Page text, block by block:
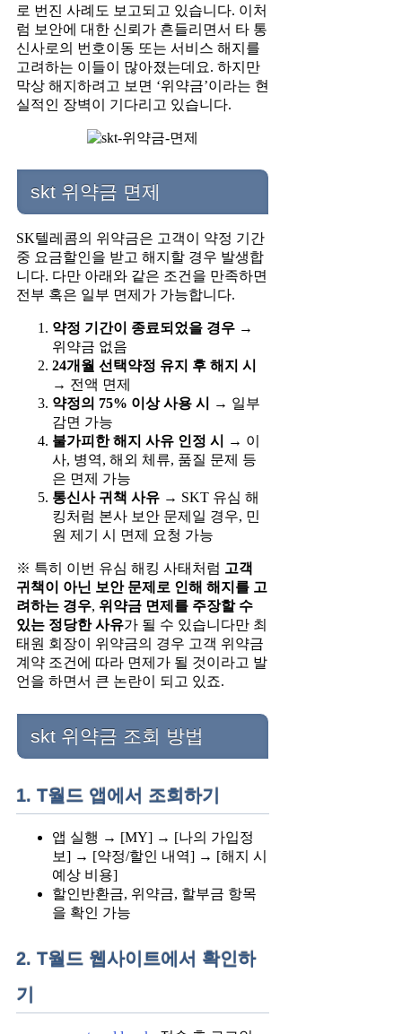
로 번진 사례도 보고되고 있습니다. 이처
럼 보안에 대한 신뢰가 흔들리면서 타 통
신사로의 번호이동 또는 서비스 해지를
고려하는 이들이 많아졌는데요. 하지만
막상 해지하려고 보면 ‘위약금’이라는 현
실적인 장벽이 기다리고 있습니다.
skt 위약금 면제
SK텔레콤의 위약금은 고객이 약정 기간
중 요금할인을 받고 해지할 경우 발생합
니다. 다만 아래와 같은 조건을 만족하면
전부 혹은 일부 면제가 가능합니다.
약정 기간이 종료되었을 경우 →
위약금 없음
24개월 선택약정 유지 후 해지 시
→ 전액 면제
약정의 75% 이상 사용 시
→ 일부
감면 가능
불가피한 해지 사유 인정 시
→ 이
사, 병역, 해외 체류, 품질 문제 등
은 면제 가능
통신사 귀책 사유 → SKT 유심 해
킹처럼 본사 보안 문제일 경우, 민
원 제기 시 면제 요청 가능
※ 특히 이번 유심 해킹 사태처럼 고객
귀책이 아닌 보안 문제로 인해 해지를 고
려하는 경우, 위약금 면제를 주장할 수
있는 정당한 사유가 될 수 있습니다만 최
태원 회장이 위약금의 경우 고객 위약금
계약 조건에 따라 면제가 될 것이라고 발
언을 하면서 큰 논란이 되고 있죠.
skt 위약금 조회 방법
1. T월드 앱에서 조회하기
앱 실행 → [MY] → [나의 가입정
보] → [약정/할인 내역] → [해지 시
예상 비용]
할인반환금, 위약금, 할부금 항목
을 확인 가능
2. T월드 웹사이트에서 확인하
기